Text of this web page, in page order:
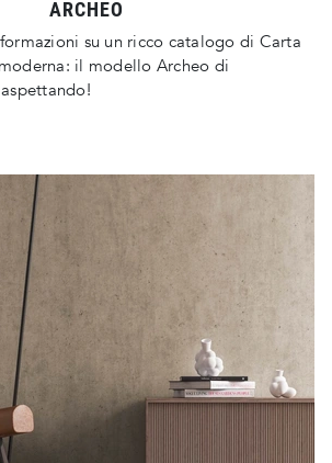
ARCHEO
su un ricco catalogo di Carta
il modello Archeo di